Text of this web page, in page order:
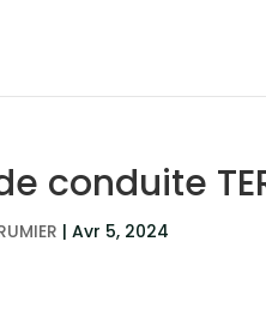
conduite
|Avr 5, 2024